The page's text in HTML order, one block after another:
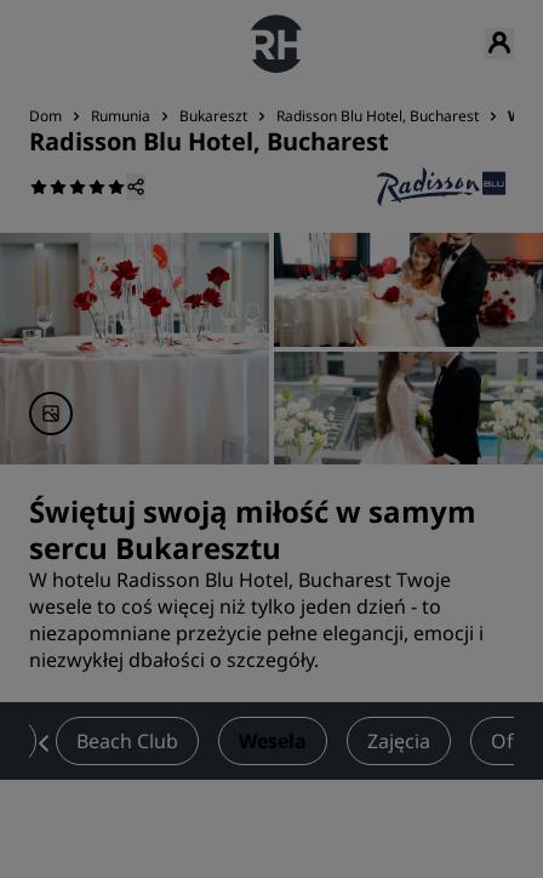
Dom Rumunia Bukareszt Radisson Blu Hotel, Bucharest
Radisson Blu Hotel, Bucharest
Świętuj swoją miłość w samym
sercu Bukaresztu
W hotelu Radisson Blu Hotel, Bucharest Twoje
wesele to coś więcej niż tylko jeden dzień - to
niezapomniane przeżycie pełne elegancji, emocji i
niezwykłej dbałości o szczegóły.
Beach Club Wesela Zajęcia